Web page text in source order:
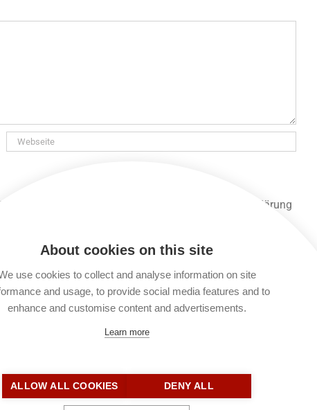
gespeichert werden. Lies unsere Datenschutzerklärung
Seite lesen und alle anderen Funktionen nutzen,
10.08.2024 – 1. Korinther 6
About cookies on this site
use cookies to collect and analyse information on site
and usage, to provide social media features and to
enhance and customise content and advertisements.
Learn more
ALLOW ALL COOKIES DENY ALL